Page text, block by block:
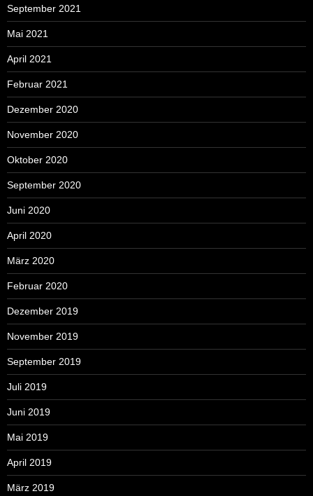
September 2021
Mai 2021
April 2021
Februar 2021
Dezember 2020
November 2020
Oktober 2020
September 2020
Juni 2020
April 2020
März 2020
Februar 2020
Dezember 2019
November 2019
September 2019
Juli 2019
Juni 2019
Mai 2019
April 2019
März 2019